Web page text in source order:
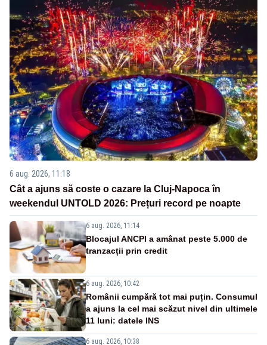
6 aug. 2026, 11:18
Cât a ajuns să coste o cazare la Cluj-Napoca în
weekendul UNTOLD 2026: Prețuri record pe noapte
6 aug. 2026, 11:14
Blocajul ANCPI a amânat peste 5.000 de
tranzacții prin credit
6 aug. 2026, 10:42
Românii cumpără tot mai puțin. Consumul
a ajuns la cel mai scăzut nivel din ultimele
11 luni: datele INS
6 aug. 2026, 10:38